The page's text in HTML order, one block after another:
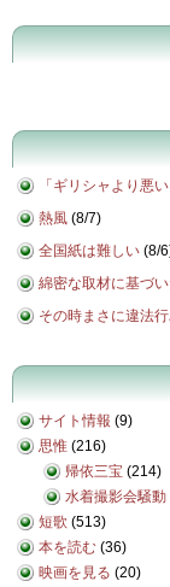
「ギリシャより悪
熱風 (8/7)
全国紙は難しい (8/6
綿密な取材に基づ
その時まさに違法
サイト情報 (9)
思惟 (216)
帰依三宝 (214)
水着撮影会騒動
短歌 (513)
本を読む (36)
映画を見る (20)